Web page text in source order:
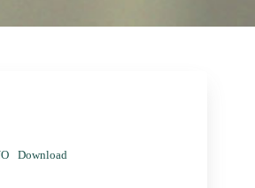
Download